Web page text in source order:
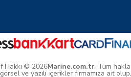
Hakkı © 2026Marine.com.tr. Tüm
ve yazılı içerikler firmamıza ait